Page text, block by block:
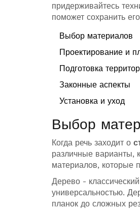
придерживайтесь
поможет сохранить
Выбор материалов
Проектирование и
Подготовка
Законные аспекты
Установка и уход
Выбор
Когда речь заходит о
различные варианты,
материалов, которые
Дерево -
универсальностью.
планок до сложных